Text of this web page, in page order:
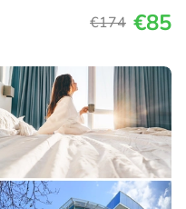
€174 €85